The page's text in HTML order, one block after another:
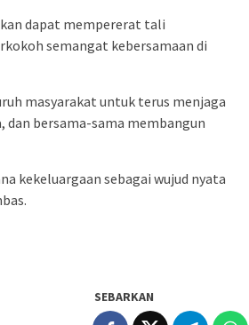
dapat mempererat tali
semangat kebersamaan di
masyarakat untuk terus menjaga
bersama-sama membangun
kekeluargaan sebagai wujud nyata
SEBARKAN